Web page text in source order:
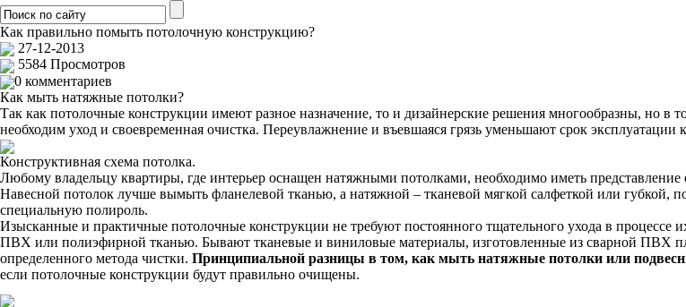
Как правильно помыть потолочную конструкцию?
27-12-2013
5584 Просмотров
0 комментариев
Как мыть натяжные потолки?
Так как потолочные конструкции имеют разное назначение, то и дизайнерские решения многообразны, но
необходим уход и своевременная очистка. Переувлажнение и въевшаяся грязь уменьшают срок эксплуатации
Конструктивная схема потолка.
Любому владельцу квартиры, где интерьер оснащен натяжными потолками, необходимо иметь представление
Навесной потолок лучше вымыть фланелевой тканью, а натяжной – тканевой мягкой салфеткой или
специальную полироль.
Изысканные и практичные потолочные конструкции не требуют постоянного тщательного ухода в процессе
ПВХ или полиэфирной тканью. Бывают тканевые и виниловые материалы, изготовленные из сварной ПВХ
определенного метода чистки. Принципиальной разницы в том, как мыть натяжные потолки или
если потолочные конструкции будут правильно очищены.